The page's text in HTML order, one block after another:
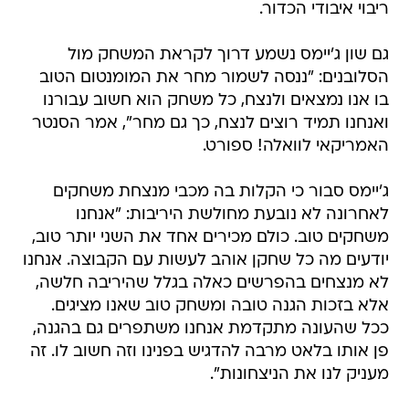
ריבוי איבודי הכדור.
גם שון ג'יימס נשמע דרוך לקראת המשחק מול
הסלובנים: "ננסה לשמור מחר את המומנטום הטוב
בו אנו נמצאים ולנצח, כל משחק הוא חשוב עבורנו
ואנחנו תמיד רוצים לנצח, כך גם מחר", אמר הסנטר
האמריקאי לוואלה! ספורט.
ג'יימס סבור כי הקלות בה מכבי מנצחת משחקים
לאחרונה לא נובעת מחולשת היריבות: "אנחנו
משחקים טוב. כולם מכירים אחד את השני יותר טוב,
יודעים מה כל שחקן אוהב לעשות עם הקבוצה. אנחנו
לא מנצחים בהפרשים כאלה בגלל שהיריבה חלשה,
אלא בזכות הגנה טובה ומשחק טוב שאנו מציגים.
ככל שהעונה מתקדמת אנחנו משתפרים גם בהגנה,
פן אותו בלאט מרבה להדגיש בפנינו וזה חשוב לו. זה
מעניק לנו את הניצחונות".